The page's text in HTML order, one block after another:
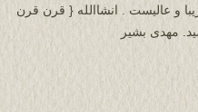
و عالیست . انشاالله { قرن قرن
مهدی بشیر